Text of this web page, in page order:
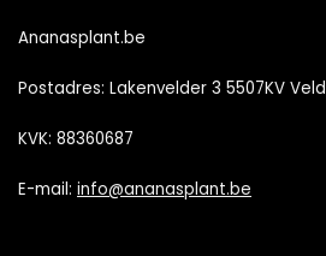
Ananasplant.be
Postadres: Lakenvelder 3 5507KV
KVK: 88360687
E-mail: info@ananasplant.be